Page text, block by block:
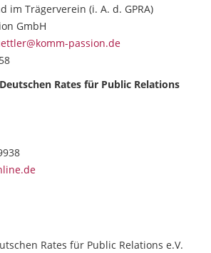
im Trägerverein (i. A. d. GPRA)
GmbH
passion.de
Rates für Public Relations
Rates für Public Relations e.V.